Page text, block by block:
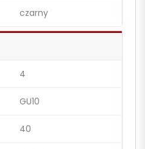
czarny
4
GU10
40